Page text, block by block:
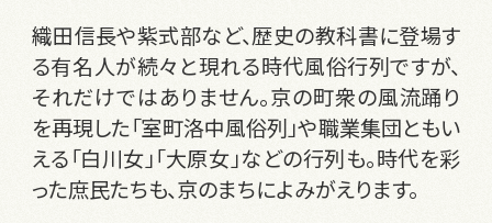
織田信長や紫式部など、歴史の教科書に登場す
る有名人が続々と現れる時代風俗行列ですが、
それだけではありません。京の町衆の風流踊り
を再現した「室町洛中風俗列」や職業集団ともい
える「白川女」「大原女」などの行列も。時代を彩
った庶民たちも、京のまちによみがえります。